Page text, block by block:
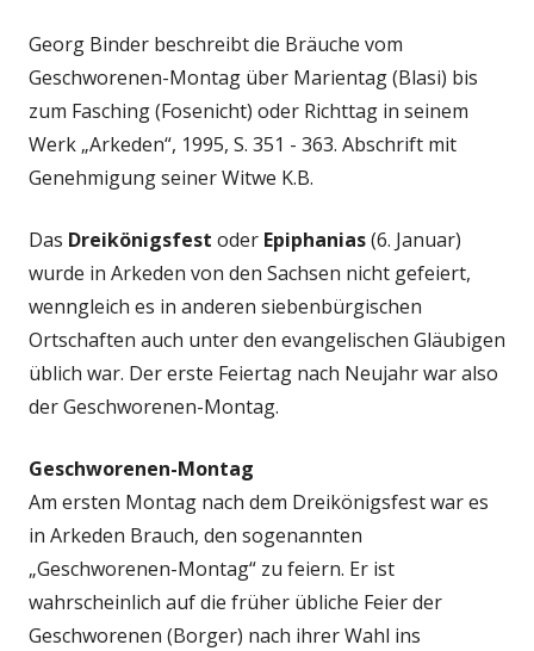
Georg Binder beschreibt die Bräuche vom
Geschworenen-Montag über Marientag (Blasi) bis
zum Fasching (Fosenicht) oder Richttag in seinem
Werk „Arkeden“, 1995, S. 351 - 363. Abschrift mit
Genehmigung seiner Witwe K.B.
Das Dreikönigsfest oder Epiphanias(6. Januar)
wurde in Arkeden von den Sachsen nicht gefeiert,
wenngleich es in anderen siebenbürgischen
Ortschaften auch unter den evangelischen Gläubigen
üblich war. Der erste Feiertag nach Neujahr war also
der Geschworenen-Montag.
Geschworenen-Montag
Am ersten Montag nach dem Dreikönigsfest war es
in Arkeden Brauch, den sogenannten
„Geschworenen-Montag“ zu feiern. Er ist
wahrscheinlich auf die früher übliche Feier der
Geschworenen (Borger) nach ihrer Wahl ins